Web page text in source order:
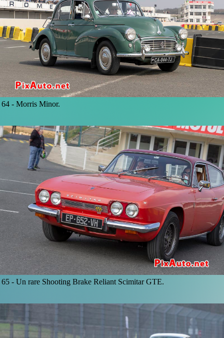
64 -Morris Minor.
65 -Un rare Shooting Brake Reliant Scimitar GTE.